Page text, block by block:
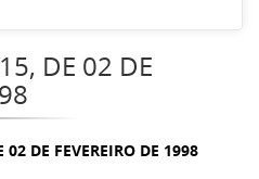
DE 02 DE
02 DE FEVEREIRO DE 1998